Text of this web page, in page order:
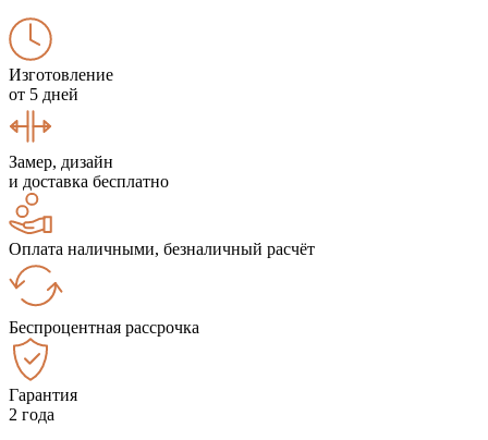
Изготовление
от 5 дней
Замер, дизайн
и доставка бесплатно
Оплата наличными, безналичный расчёт
Беспроцентная рассрочка
Гарантия
2 года